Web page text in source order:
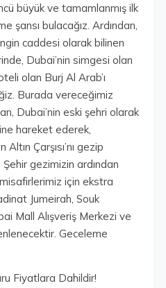
büyük ve tamamlanmış ilk
şansı bulacağız. Ardından,
caddesi olarak bilinen
Dubai’nin simgesi olan
olan Burj Al Arab’ı
Burada vereceğimiz
Dubai’nin eski şehri olarak
hareket ederek,
Çarşısı’nı gezip
gezimizin ardından
için ekstra
Jumeirah, Souk
Mall Alışveriş Merkezi ve
Geceleme
Fiyatlara Dahildir!